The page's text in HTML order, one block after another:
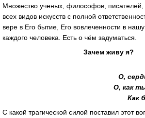
Множество ученых, философов, писателей,
всех видов искусств с полной
вере в Его бытие, Его вовлеченности в
каждого человека. Есть о чём задуматься.
Зачем живу я?
О,
О, как
Как
С какой трагической силой поставил этот